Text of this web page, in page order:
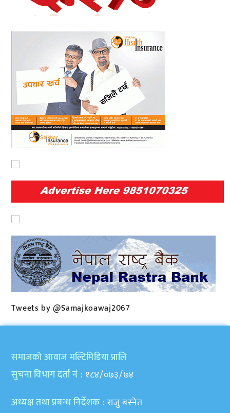
Tweets by @Samajkoawaj2067
समाजकाे आवाज मल्टिमिडिया प्रालि
सुचना विभाग दर्ता नं : १८४/०७३/७४
अध्यक्ष तथा प्रबन्ध निर्देशक : राजु बस्नेत